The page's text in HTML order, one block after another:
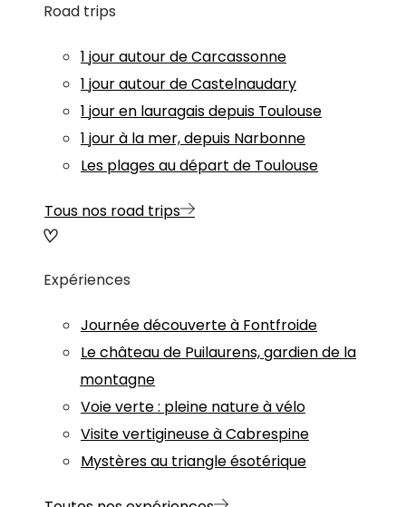
Road trips
1 jour autour de Carcassonne
1 jour autour de Castelnaudary
1 jour en lauragais depuis Toulouse
1 jour à la mer, depuis Narbonne
Les plages au départ de Toulouse
Tous nos road trips
Expériences
Journée découverte à Fontfroide
Le château de Puilaurens, gardien de la
montagne
Voie verte : pleine nature à vélo
Visite vertigineuse à Cabrespine
Mystères au triangle ésotérique